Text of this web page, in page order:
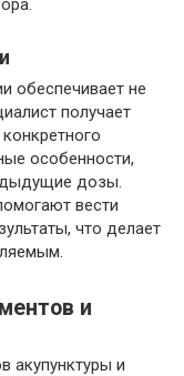
обеспечивает не
получает
особенности,
дозы.
вести
что делает
и
акупунктуры и